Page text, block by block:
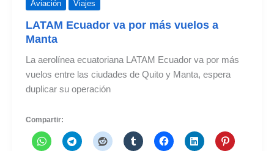
Aviación Viajes
LATAM Ecuador va por más vuelos a
Manta
La aerolínea ecuatoriana LATAM Ecuador va por más
vuelos entre las ciudades de Quito y Manta, espera
duplicar su operación
Compartir: